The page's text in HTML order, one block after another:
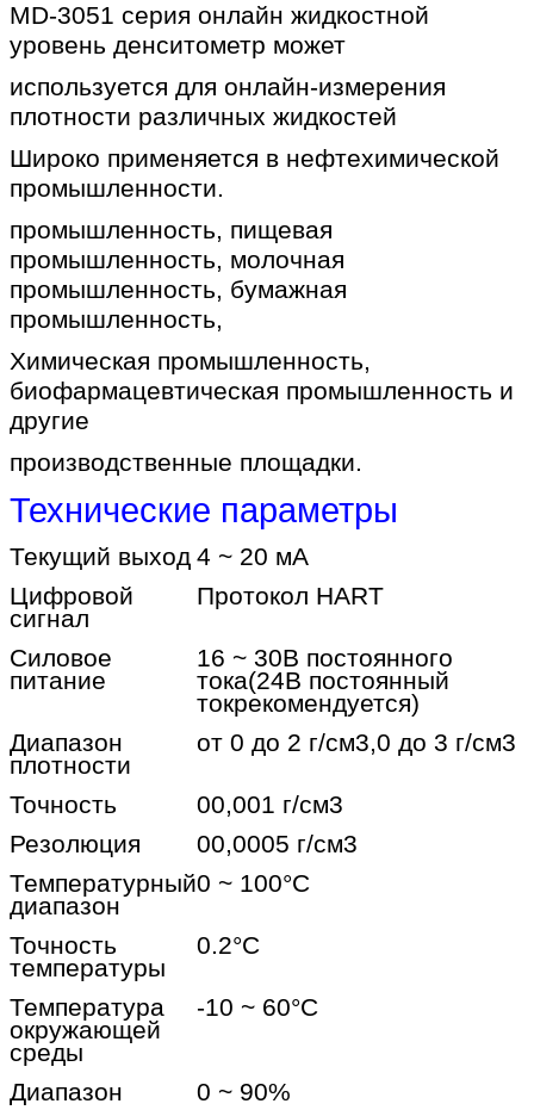
MD-3051 серия онлайн жидкостной
уровень денситометр может
используется для онлайн-измерения
плотности различных жидкостей
Широко применяется в нефтехимической
промышленности.
промышленность, пищевая
промышленность, молочная
промышленность, бумажная
промышленность,
Химическая промышленность,
биофармацевтическая промышленность и
другие
производственные площадки.
Технические параметры
Текущий выход 4 ~ 20 мА
Цифровой
сигнал
Протокол HART
Силовое
питание
16 ~ 30В постоянного
тока(24В постоянный
токрекомендуется)
Диапазон
плотности
от 0 до 2 г/см3,0 до 3 г/см3
Точность
00,001 г/см3
Резолюция
00,0005 г/см3
Температурный
диапазон
0 ~ 100°C
Точность
температуры
0.2°C
Температура
окружающей
среды
-10 ~ 60°C
Диапазон 0 ~ 90%